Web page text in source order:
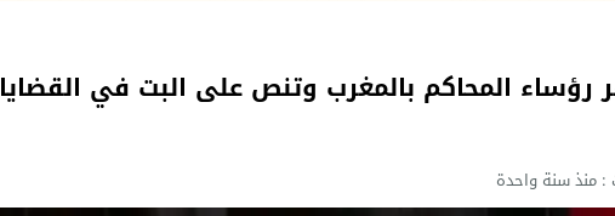
رؤساء المحاكم بالمغرب وتنص على البت في القضايا
: منذ سنة واحدة